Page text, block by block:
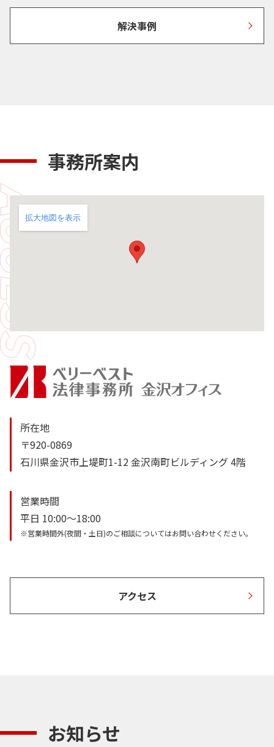
解決事例
事務所案内
拡大地図を表示
所在地
〒920-0869
石川県金沢市上堤町1-12 金沢南町ビルディング 4階
営業時間
平日 10:00～18:00
※営業時間外(夜間・土日)のご相談についてはお問い合わせください。
アクセス
お知らせ